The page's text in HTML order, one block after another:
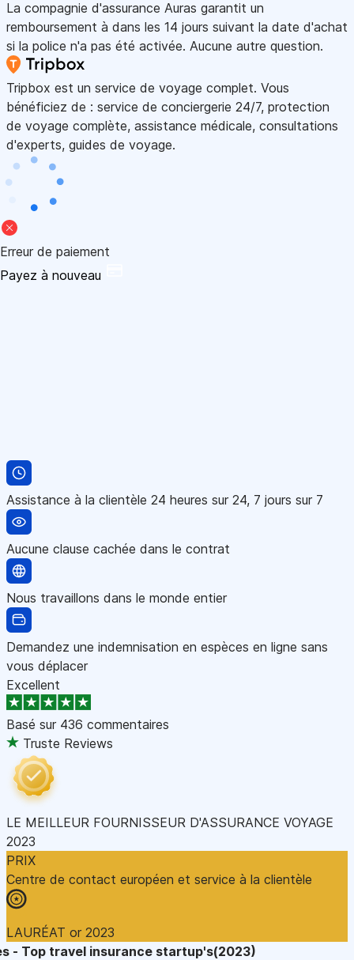
La compagnie d'assurance Auras garantit un
remboursement à dans les 14 jours suivant la date d'achat
si la police n'a pas été activée. Aucune autre question.
Tripbox est un service de voyage complet. Vous
bénéficiez de : service de conciergerie 24/7, protection
de voyage complète, assistance médicale, consultations
d'experts, guides de voyage.
Erreur de paiement
Payez à nouveau
Assistance à la clientèle 24 heures sur 24, 7 jours sur 7
Aucune clause cachée dans le contrat
Nous travaillons dans le monde entier
Demandez une indemnisation en espèces en ligne sans
vous déplacer
Excellent
Basé sur 436 commentaires
Truste Reviews
LE MEILLEUR FOURNISSEUR D'ASSURANCE VOYAGE
2023
PRIX
Centre de contact européen et service à la clientèle
LAURÉAT or 2023
- Top travel insurance startup's(2023)